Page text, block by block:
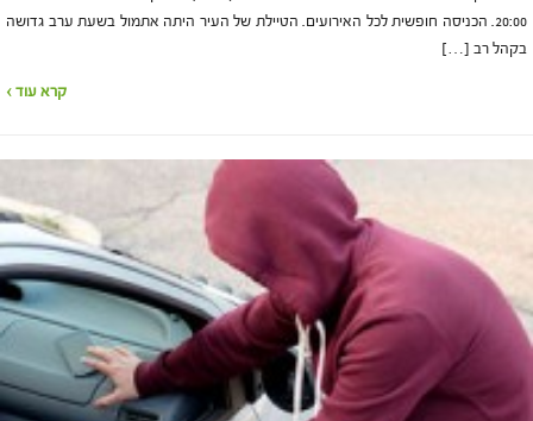
20:00. הכניסה חופשית לכל האירועים. הטיילת של העיר היתה אתמול בשעת ערב גדושה
בקהל רב […]
קרא עוד ›